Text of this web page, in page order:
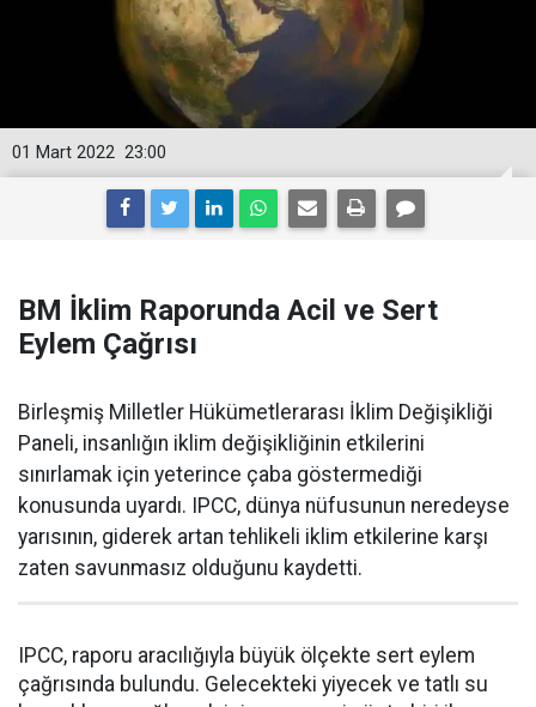
23:00
01 Mart 2022
BM İklim Raporunda Acil ve Sert
Eylem Çağrısı
Birleşmiş Milletler Hükümetlerarası İklim Değişikliği
Paneli, insanlığın iklim değişikliğinin etkilerini
sınırlamak için yeterince çaba göstermediği
konusunda uyardı. IPCC, dünya nüfusunun neredeyse
yarısının, giderek artan tehlikeli iklim etkilerine karşı
zaten savunmasız olduğunu kaydetti.
IPCC, raporu aracılığıyla büyük ölçekte sert eylem
çağrısında bulundu. Gelecekteki yiyecek ve tatlı su